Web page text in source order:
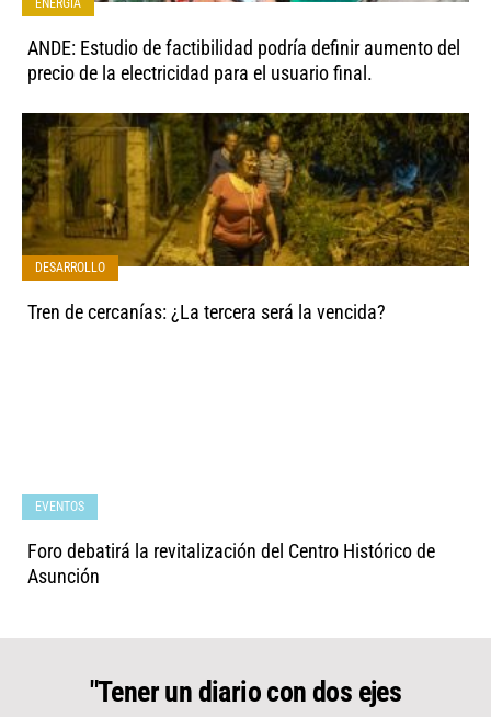
ANDE: Estudio de factibilidad podría definir aumento del
precio de la electricidad para el usuario final.
ENERGÍA
Tren de cercanías: ¿La tercera será la vencida?
DESARROLLO
Foro debatirá la revitalización del Centro Histórico de
Asunción
EVENTOS
"Tener un diario con dos ejes